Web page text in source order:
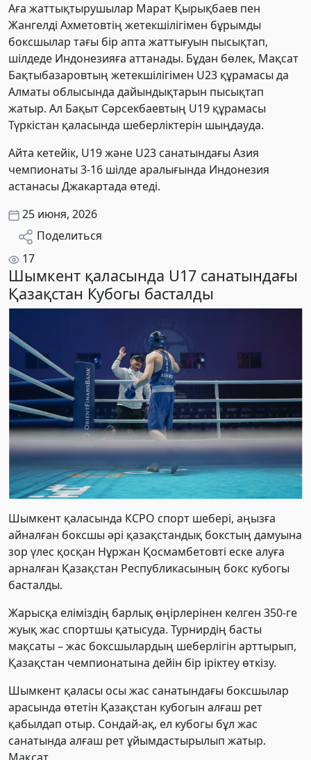
Аға жаттықтырушылар Марат Қырықбаев пен
Жангелді Ахметовтің жетекшілігімен бұрымды
боксшылар тағы бір апта жаттығуын пысықтап,
шілдеде Индонезияға аттанады. Бұдан бөлек, Мақсат
Бақтыбазаровтың жетекшілігімен U23 құрамасы да
Алматы облысында дайындықтарын пысықтап
жатыр. Ал Бақыт Сәрсекбаевтың U19 құрамасы
Түркістан қаласында шеберліктерін шыңдауда.
Айта кетейік, U19 және U23 санатындағы Азия
чемпионаты 3-16 шілде аралығында Индонезия
астанасы Джакартада өтеді.
25 июня, 2026
Поделиться
17
Шымкент қаласында U17 санатындағы
Қазақстан Кубогы басталды
Шымкент қаласында КСРО спорт шебері, аңызға
айналған боксшы әрі қазақстандық бокстың дамуына
зор үлес қосқан Нұржан Қосмамбетовті еске алуға
арналған Қазақстан Республикасының бокс кубогы
басталды.
Жарысқа еліміздің барлық өңірлерінен келген 350-ге
жуық жас спортшы қатысуда. Турнирдің басты
мақсаты – жас боксшылардың шеберлігін арттырып,
Қазақстан чемпионатына дейін бір іріктеу өткізу.
Шымкент қаласы осы жас санатындағы боксшылар
арасында өтетін Қазақстан кубогын алғаш рет
қабылдап отыр. Сондай-ақ, ел кубогы бұл жас
санатында алғаш рет ұйымдастырылып жатыр.
Мақсат